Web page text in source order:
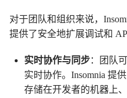
对于团队和组织来说，
提供了安全地扩展调试和
实时协作与同步：团队
实时协作。Insomnia
存储在开发者的机器上